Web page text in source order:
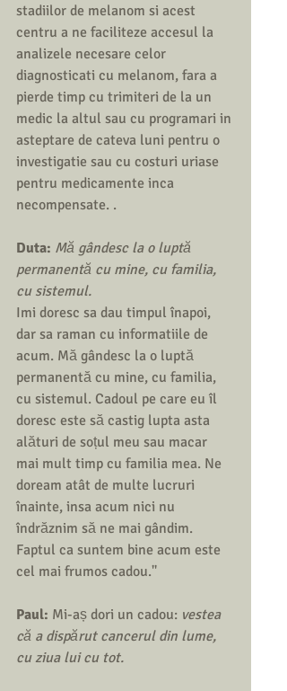
stadiilor de melanom si acest
centru a ne faciliteze accesul la
analizele necesare celor
diagnosticati cu melanom, fara a
pierde timp cu trimiteri de la un
medic la altul sau cu programari in
asteptare de cateva luni pentru o
investigatie sau cu costuri uriase
pentru medicamente inca
necompensate. .
Duta: Mă gândesc la o luptă
permanentă cu mine, cu familia,
cu sistemul.
Imi doresc sa dau timpul înapoi,
dar sa raman cu informatiile de
acum. Mă gândesc la o luptă
permanentă cu mine, cu familia,
cu sistemul. Cadoul pe care eu îl
doresc este să castig lupta asta
alături de soțul meu sau macar
mai mult timp cu familia mea. Ne
doream atât de multe lucruri
înainte, insa acum nici nu
îndrăznim să ne mai gândim.
Faptul ca suntem bine acum este
cel mai frumos cadou.''
Paul: Mi-aș dori un cadou: vestea
că a dispărut cancerul din lume,
cu ziua lui cu tot.